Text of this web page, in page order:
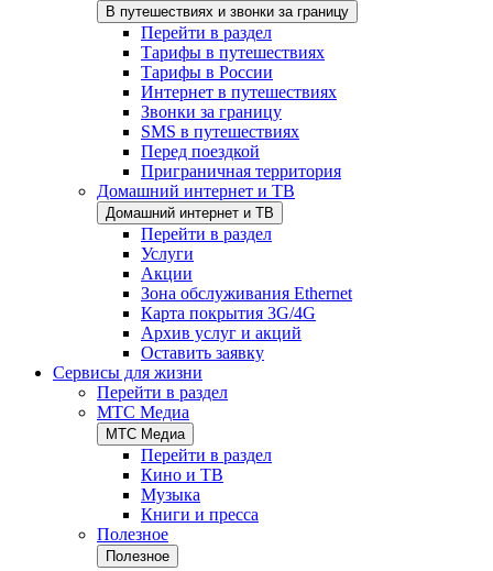
В путешествиях и звонки за границу
Перейти в раздел
Тарифы в путешествиях
Тарифы в России
Интернет в путешествиях
Звонки за границу
SMS в путешествиях
Перед поездкой
Приграничная территория
Домашний интернет и ТВ
Домашний интернет и ТВ
Перейти в раздел
Услуги
Акции
Зона обслуживания Ethernet
Карта покрытия 3G/4G
Архив услуг и акций
Оставить заявку
Сервисы для жизни
Перейти в раздел
МТС Медиа
МТС Медиа
Перейти в раздел
Кино и ТВ
Музыка
Книги и пресса
Полезное
Полезное